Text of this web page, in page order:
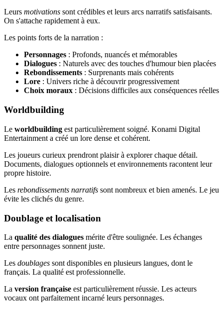
Leurs motivations sont crédibles et leurs arcs narratifs satisfaisants.
On s'attache rapidement à eux.
Les points forts de la narration :
Personnages : Profonds, nuancés et mémorables
Dialogues : Naturels avec des touches d'humour bien placées
Rebondissements : Surprenants mais cohérents
Lore : Univers riche à découvrir progressivement
Choix moraux : Décisions difficiles aux conséquences réelles
Worldbuilding
Le worldbuilding est particulièrement soigné. Konami Digital
Entertainment a créé un lore dense et cohérent.
Les joueurs curieux prendront plaisir à explorer chaque détail.
Documents, dialogues optionnels et environnements racontent leur
propre histoire.
Les rebondissements narratifs sont nombreux et bien amenés. Le jeu
évite les clichés du genre.
Doublage et localisation
La qualité des dialogues mérite d'être soulignée. Les échanges
entre personnages sonnent juste.
Les doublages sont disponibles en plusieurs langues, dont le
français. La qualité est professionnelle.
La version française est particulièrement réussie. Les acteurs
vocaux ont parfaitement incarné leurs personnages.